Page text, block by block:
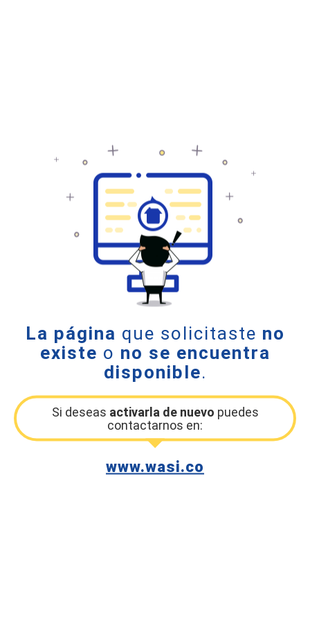
La página que solicitaste no
existe o no se encuentra
disponible.
Si deseas activarla de nuevo puedes
contactarnos en:
www.wasi.co